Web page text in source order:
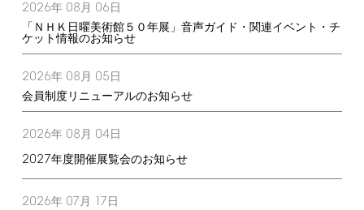
2026年 08月 06 日
「ＮＨＫ日曜美術館５０年展」音声ガイド・関連イベント・チ
ケット情報のお知らせ
2026年 08月 05 日
会員制度リニューアルのお知らせ
2026年 08月 04日
2027年度開催展覧会のお知らせ
2026年 07月 17 日